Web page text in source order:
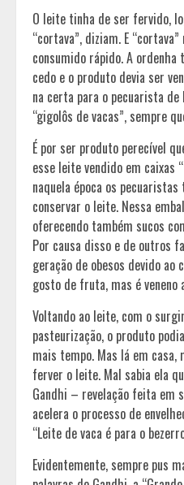
O leite tinha de ser fervido,
“cortava”, diziam. E
consumido rápido. A
cedo e o produto devia ser
na certa para o pecuarista
“gigolôs de vacas”, sempre
É por ser produto perecível
esse leite vendido em caixas
naquela época os
conservar o leite. Nessa
oferecendo também sucos
Por causa disso e de outros
geração de obesos devido ao
gosto de fruta, mas é veneno
Voltando ao leite, com o
pasteurização, o produto
mais tempo. Mas lá em casa,
ferver o leite. Mal sabia ela
Gandhi – revelação feita em
acelera o processo de
“Leite de vaca é para o
Evidentemente, sempre pus